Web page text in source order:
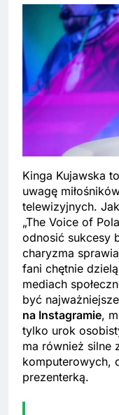
Kinga Kujawska
uwagę
telewizyjnych.
„The Voice of
odnosić sukcesy
charyzma
fani chętnie
mediach
być
na Instagramie,
tylko urok
ma również silne
komputerowych,
prezenterką.